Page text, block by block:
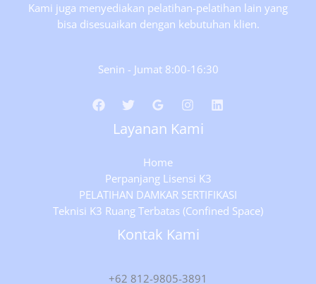
Kami juga menyediakan pelatihan-pelatihan lain yang
bisa disesuaikan dengan kebutuhan klien.
Senin - Jumat 8:00-16:30
Layanan Kami
Home
Perpanjang Lisensi K3
PELATIHAN DAMKAR SERTIFIKASI
Teknisi K3 Ruang Terbatas (Confined Space)
Kontak Kami
+62 812-9805-3891